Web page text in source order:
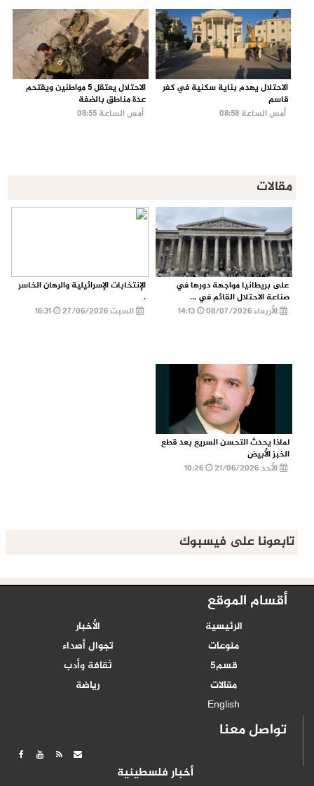
الاحتلال يهدم بناية سكنية في كفر
قاسم
أمس الساعة 08:58
الاحتلال يعتقل 5 مواطنين ويقتحم
عدة مناطق بالضفة
أمس الساعة 08:55
مقالات
على بريطانيا مواجهة دورها في
صناعة الاحتلال القائم في ...
الأربعاء 08/07/2026
الإنتخابات الإسرائيلية والرهان الخاسر
.
السبت 27/06/2026
16:31
لماذا يحدث التحسن السريع بعد قطع
الخبز الأبيض
الأحد 21/06/2026
تابعونا على فيسبوك
أقسام الموقع
الرئيسية
الأخبار
منوعات
تجوال أصداء
قسم5
ثقافة وأدب
مقالات
رياضة
English
تواصل معنا
أخبار فلسطينية